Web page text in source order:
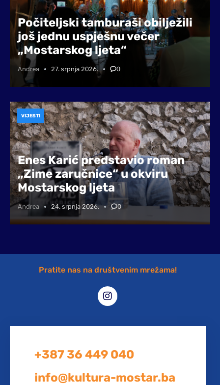
Počiteljski tamburaši obilježili
još jednu uspješnu večer
„Mostarskog ljeta“
Andrea 27. srpnja 2026. 0
Enes Karić predstavio roman
„Zime zaručnice“ u okviru
Mostarskog ljeta
Andrea 24. srpnja 2026. 0
VIJESTI
Pratite nas na društvenim mrežama!
+387 36 449 040
info@kultura-mostar.ba